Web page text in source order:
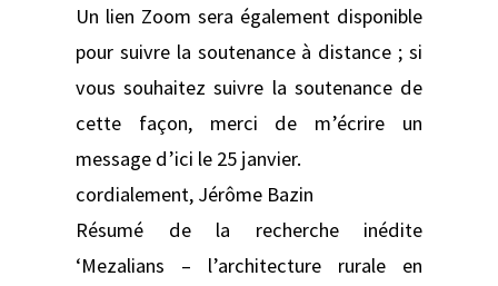
Un lien Zoom sera également disponible
pour suivre la soutenance à distance ; si
vous souhaitez suivre la soutenance de
cette façon, merci de m’écrire un
message d’ici le 25 janvier.
cordialement, Jérôme Bazin
Résumé de la recherche inédite
‘Mezalians – l’architecture rurale en